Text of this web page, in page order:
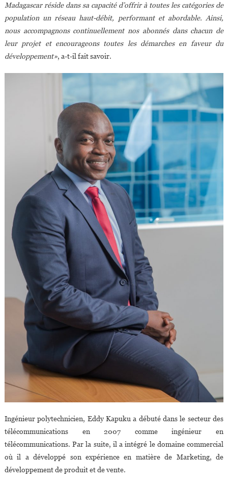
Madagascar réside dans sa capacité d’offrir à toutes les catégories de
population un réseau haut-débit, performant et abordable. Ainsi,
nous accompagnons continuellement nos abonnés dans chacun de
leur projet et encourageons toutes les démarches en faveur du
développement», a-t-il fait savoir.
Ingénieur polytechnicien, Eddy Kapuku a débuté dans le secteur des
télécommunications en 2007 comme ingénieur en
télécommunications. Par la suite, il a intégré le domaine commercial
où il a développé son expérience en matière de Marketing, de
développement de produit et de vente.